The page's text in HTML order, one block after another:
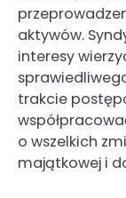
aktywów.
interesy
trakcie
o wszelkich
majątkowej i